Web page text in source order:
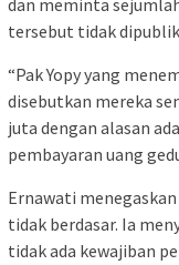
dan meminta
tersebut tidak
“Pak Yopy yang
disebutkan mereka
juta dengan alasan
pembayaran uang
Ernawati
tidak berdasar. Ia
tidak ada kewajiban